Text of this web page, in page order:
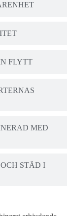
FLYTT
MED
STÄD I